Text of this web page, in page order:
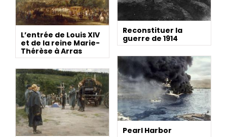
L’entrée de Louis XIV
et de la reine Marie-
Thérèse à Arras
Reconstituer la
guerre de 1914
Pearl Harbor